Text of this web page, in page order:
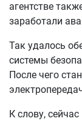
агентстве
заработали
Так удалось
системы
После чего
К слову,